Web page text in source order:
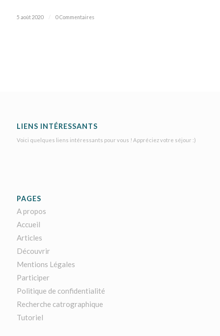
5 août 2020 / 0 Commentaires
LIENS INTÉRESSANTS
Voici quelques liens intéressants pour vous ! Appréciez votre séjour :)
PAGES
A propos
Accueil
Articles
Découvrir
Mentions Légales
Participer
Politique de confidentialité
Recherche catrographique
Tutoriel